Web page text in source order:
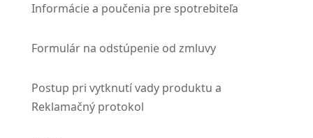
Informácie a poučenia pre spotrebiteľa
Formulár na odstúpenie od zmluvy
Postup pri vytknutí vady produktu a
Reklamačný protokol